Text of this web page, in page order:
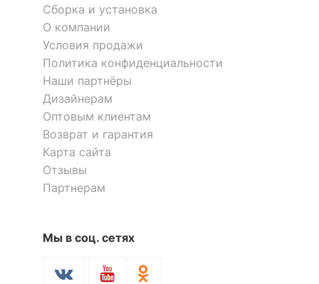
Сборка и установка
О компании
Условия продажи
Политика конфиденциальности
Наши партнёры
Дизайнерам
Оптовым клиентам
Возврат и гарантия
Карта сайта
Отзывы
Партнерам
Мы в соц. сетях